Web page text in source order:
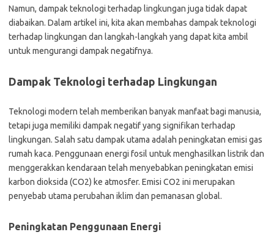
Namun, dampak teknologi terhadap lingkungan juga tidak dapat
diabaikan. Dalam artikel ini, kita akan membahas dampak teknologi
terhadap lingkungan dan langkah-langkah yang dapat kita ambil
untuk mengurangi dampak negatifnya.
Dampak Teknologi terhadap Lingkungan
Teknologi modern telah memberikan banyak manfaat bagi manusia,
tetapi juga memiliki dampak negatif yang signifikan terhadap
lingkungan. Salah satu dampak utama adalah peningkatan emisi gas
rumah kaca. Penggunaan energi fosil untuk menghasilkan listrik dan
menggerakkan kendaraan telah menyebabkan peningkatan emisi
karbon dioksida (CO2) ke atmosfer. Emisi CO2 ini merupakan
penyebab utama perubahan iklim dan pemanasan global.
Peningkatan Penggunaan Energi